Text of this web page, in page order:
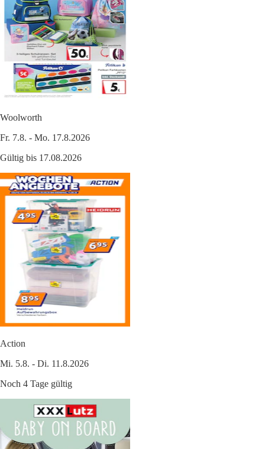
Woolworth
Fr. 7.8. - Mo. 17.8.2026
Gültig bis 17.08.2026
Action
Mi. 5.8. - Di. 11.8.2026
Noch 4 Tage gültig